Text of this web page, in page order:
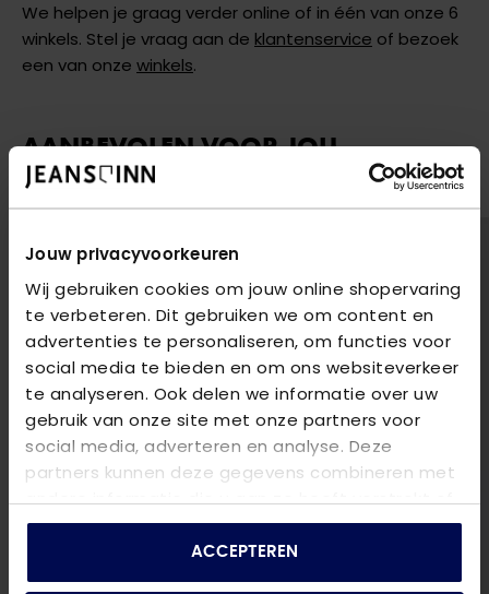
Jouw privacyvoorkeuren
Wij gebruiken cookies om jouw online shopervaring
te verbeteren. Dit gebruiken we om content en
advertenties te personaliseren, om functies voor
social media te bieden en om ons websiteverkeer
te analyseren. Ook delen we informatie over uw
gebruik van onze site met onze partners voor
social media, adverteren en analyse. Deze
partners kunnen deze gegevens combineren met
andere informatie die u aan ze heeft verstrekt of
die ze hebben verzameld op basis van uw gebruik
ACCEPTEREN
We helpen je graag verder online of in één van onze 6
winkels. Stel je vraag aan de klantenservice of bezoek
een van onze winkels.
AANBEVOLEN VOOR JOU
Shop hier de meest recente jeans van Only